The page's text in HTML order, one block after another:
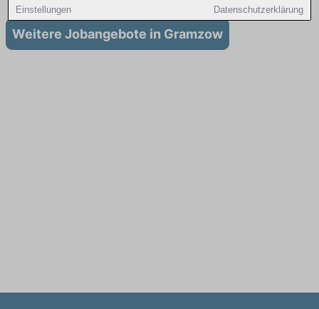
Einstellungen Datenschutzerklärung
Weitere Jobangebote in Gramzow